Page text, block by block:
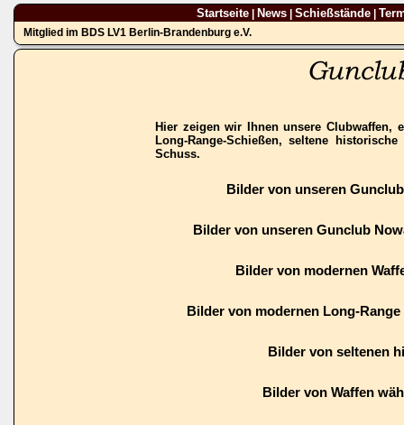
Startseite| News| Schießstände|
Mitglied im BDS LV1 Berlin-Brandenburg e.V.
Hier zeigen wir Ihnen unsere Clubwaffen,
Long-Range-Schießen, seltene
Schuss.
Bilder von unseren
Bilder von unseren Gunclub
Bilder von modernen
Bilder von modernen Long-
Bilder von seltenen
Bilder von Waffen